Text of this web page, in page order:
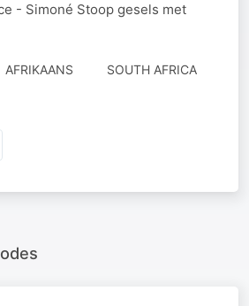
- Simoné Stoop gesels met
AFRIKAANS
SOUTH AFRICA